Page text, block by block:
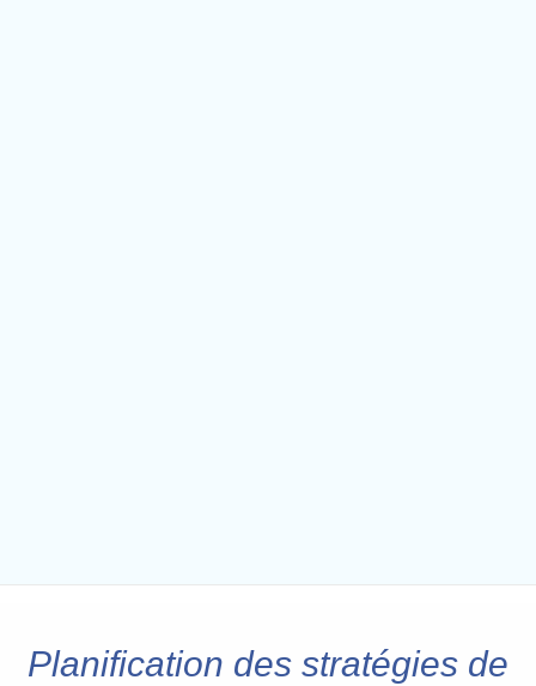
Planification des stratégies de